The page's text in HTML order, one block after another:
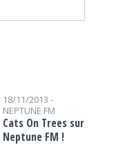
18/11/2013 -
NEPTUNE FM
Cats On Trees sur
Neptune FM !